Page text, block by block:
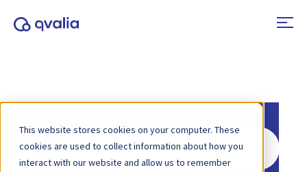
This website stores cookies on your computer. These
cookies are used to collect information about how you
interact with our website and allow us to remember
Suche
nach